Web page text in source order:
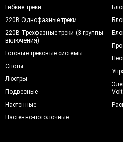
Гибкие треки
220В Однофазные треки
220В Трехфазные треки (3 группы
включения)
Готовые трековые системы
Споты
Люстры
Подвесные
Настенные
Настенно-потолочные